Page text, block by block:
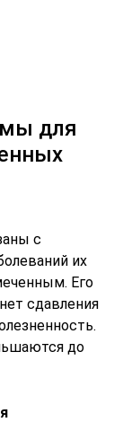
для
с
их
Его
сдавления
до